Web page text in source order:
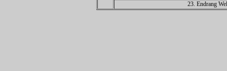
23. Endrang